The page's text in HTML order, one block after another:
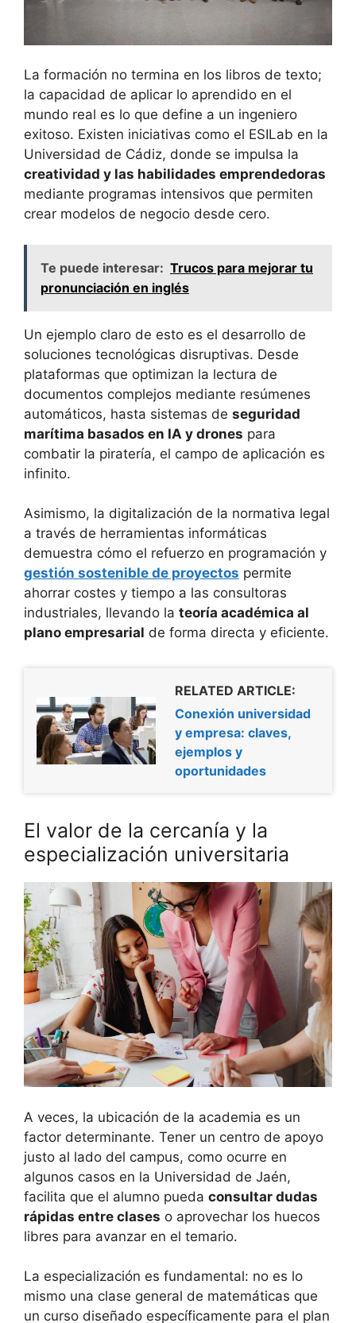
La formación no termina en los libros de texto;
la capacidad de aplicar lo aprendido en el
mundo real es lo que define a un ingeniero
exitoso. Existen iniciativas como el ESILab en la
Universidad de Cádiz, donde se impulsa la
creatividad y las habilidades emprendedoras
mediante programas intensivos que permiten
crear modelos de negocio desde cero.
Te puede interesar: Trucos para mejorar tu
pronunciación en inglés
Un ejemplo claro de esto es el desarrollo de
soluciones tecnológicas disruptivas. Desde
plataformas que optimizan la lectura de
documentos complejos mediante resúmenes
automáticos, hasta sistemas de seguridad
marítima basados en IA y drones para
combatir la piratería, el campo de aplicación es
infinito.
Asimismo, la digitalización de la normativa legal
a través de herramientas informáticas
demuestra cómo el refuerzo en programación y
gestión sostenible de proyectos permite
ahorrar costes y tiempo a las consultoras
industriales, llevando la teoría académica al
plano empresarial de forma directa y eficiente.
RELATED ARTICLE:
Conexión universidad
y empresa: claves,
ejemplos y
oportunidades
El valor de la cercanía y la
especialización universitaria
A veces, la ubicación de la academia es un
factor determinante. Tener un centro de apoyo
justo al lado del campus, como ocurre en
algunos casos en la Universidad de Jaén,
facilita que el alumno pueda consultar dudas
rápidas entre clases o aprovechar los huecos
libres para avanzar en el temario.
La especialización es fundamental: no es lo
mismo una clase general de matemáticas que
un curso diseñado específicamente para el plan